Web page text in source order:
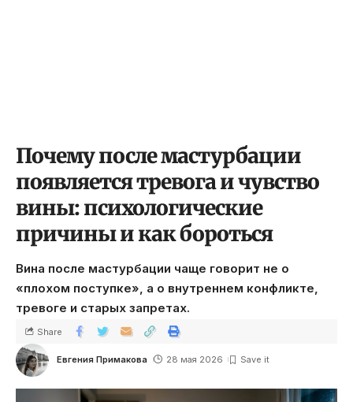
Почему после мастурбации
появляется тревога и чувство
вины: психологические
причины и как бороться
Вина после мастурбации чаще говорит не о
«плохом поступке», а о внутреннем конфликте,
тревоге и старых запретах.
Евгения Примакова 28 мая 2026
Share